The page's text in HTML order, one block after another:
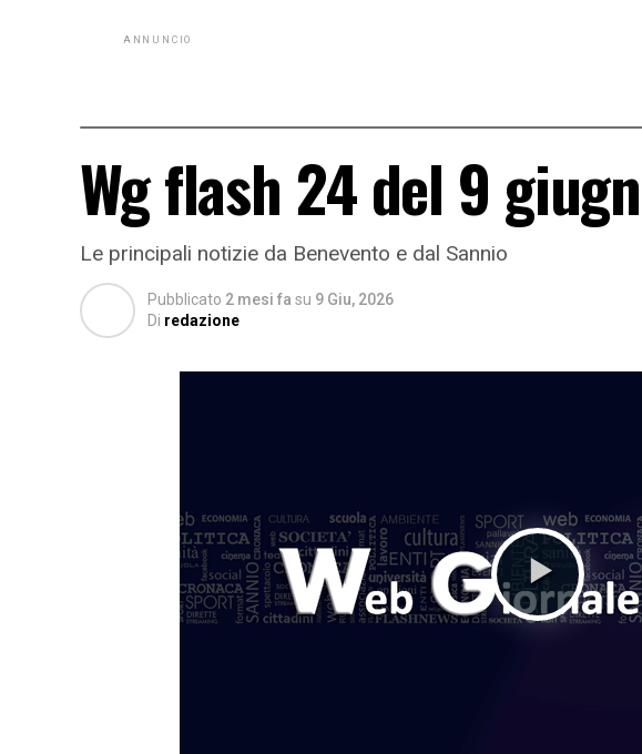
ANNUNCIO
Wg flash 24 del 9
Le principali notizie da Benevento e dal Sannio
Pubblicato 2 mesi fa su 9 Giu, 2026
Di redazione